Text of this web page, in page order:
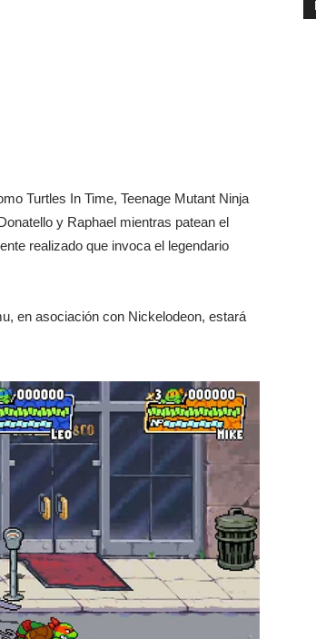
Turtles In Time, Teenage Mutant Ninja
y Raphael mientras patean el
realizado que invoca el legendario
en asociación con Nickelodeon, estará